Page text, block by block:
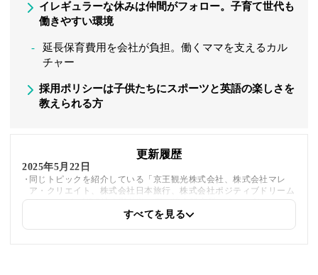
イレギュラーな休みは仲間がフォロー。子育て世代も
働きやすい環境
延長保育費用を会社が負担。働くママを支えるカル
チャー
採用ポリシーは子供たちにスポーツと英語の楽しさを
教えられる方
更新履歴
2025年5月22日
同じトピックを紹介している「京王観光株式会社、株式会社マレ
ア・クリエイト、株式会社日本旅行、株式会社ポジティブドリーム
パーソンズ、NPO法人野外遊び喜び総合研究所 、Scrum Ventures」
への内部リンクを追加しましたすべてを見る